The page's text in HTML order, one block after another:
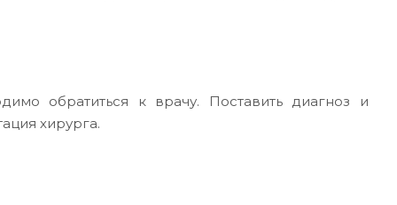
обратиться к врачу. Поставить диагноз и
хирурга.